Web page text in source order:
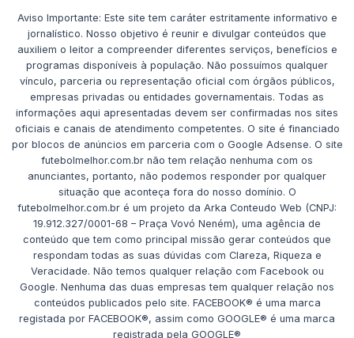
Aviso Importante: Este site tem caráter estritamente informativo e
jornalístico. Nosso objetivo é reunir e divulgar conteúdos que
auxiliem o leitor a compreender diferentes serviços, benefícios e
programas disponíveis à população. Não possuímos qualquer
vínculo, parceria ou representação oficial com órgãos públicos,
empresas privadas ou entidades governamentais. Todas as
informações aqui apresentadas devem ser confirmadas nos sites
oficiais e canais de atendimento competentes. O site é financiado
por blocos de anúncios em parceria com o Google Adsense. O site
futebolmelhor.com.br não tem relação nenhuma com os
anunciantes, portanto, não podemos responder por qualquer
situação que aconteça fora do nosso domínio. O
futebolmelhor.com.br é um projeto da Arka Conteudo Web (CNPJ:
19.912.327/0001-68 – Praça Vovó Neném), uma agência de
conteúdo que tem como principal missão gerar conteúdos que
respondam todas as suas dúvidas com Clareza, Riqueza e
Veracidade. Não temos qualquer relação com Facebook ou
Google. Nenhuma das duas empresas tem qualquer relação nos
conteúdos publicados pelo site. FACEBOOK® é uma marca
registada por FACEBOOK®, assim como GOOGLE® é uma marca
registrada pela GOOGLE®